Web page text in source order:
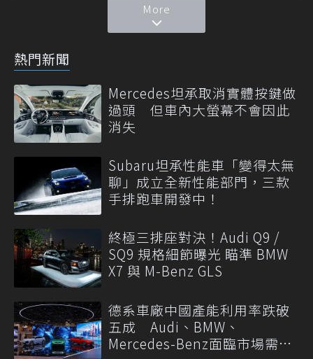
More
熱門新聞
Mercedes坦承取消實體按鍵做
過頭 但車內大螢幕不會因此
消失
Subaru坦承性能車「變得太無
聊」成立全新性能部門，三款
手排跑車開發中！
終極三排座對決！Audi Q9 /
SQ9 規格細節曝光 瞄準 BMW
X7 與 M-Benz GLS
德系車廠中國產能利用率跌破
五成 Audi、BMW、
Mercedes-Benz面臨市場需求